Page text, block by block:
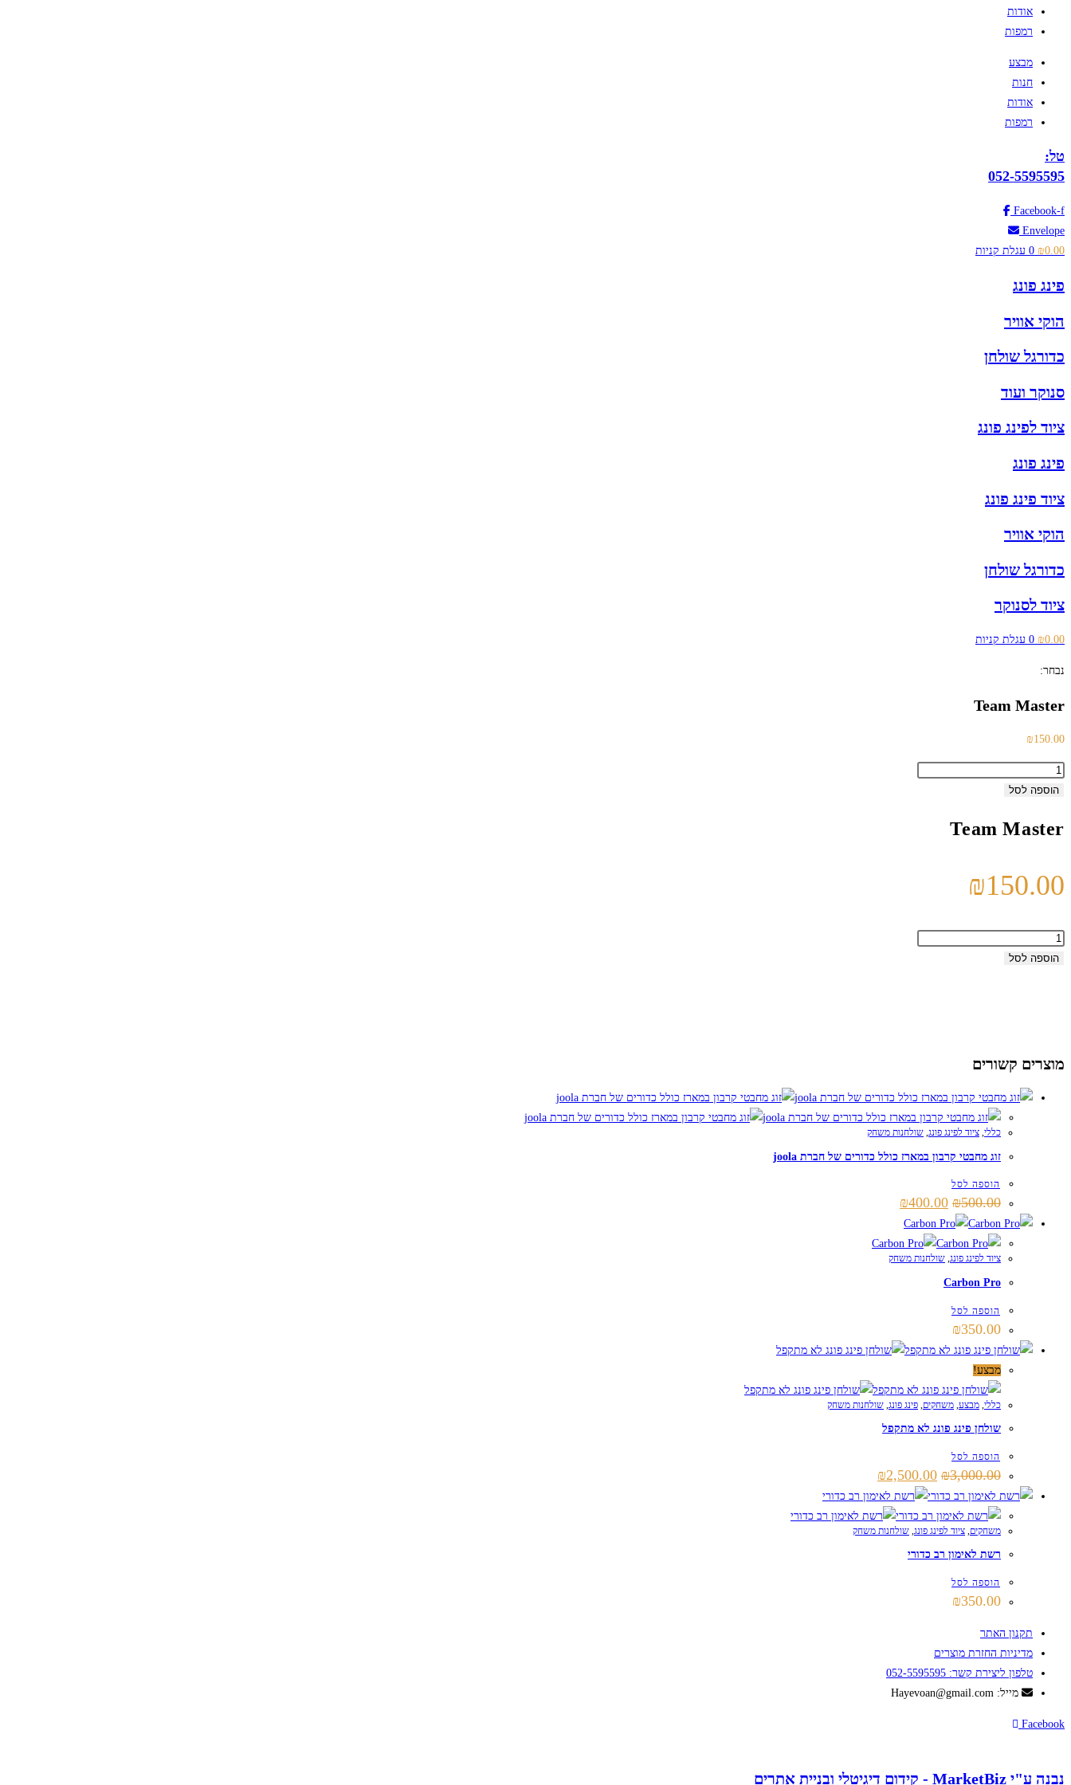
אודות
רמפות
מבצע
חנות
אודות
רמפות
טל:
052-5595595
Facebook-f
Envelope
₪0.00
0 עגלת קניות
פינג פונג
הוקי אוויר
כדורגל שולחן
סנוקר ועוד
ציוד לפינג פונג
פינג פונג
ציוד פינג פונג
הוקי אוויר
כדורגל שולחן
ציוד לסנוקר
₪0.00
0 עגלת קניות
נבחר:
Team Master
₪150.00
כמות
של
Master
הוספה לסל
Team Master
₪150.00
כמות
של
הוספה לסל
מוצרים קשורים
כללי, ציוד לפינג פונג, שולחנות משחק
זוג מחבטי קרבון במארז כולל כדורים של חברת joola
הוספה לסל
₪500.00
המחיר
היה:
₪500.00.
₪400.00
₪400.00.
ציוד לפינג פונג, שולחנות משחק
Carbon Pro
הוספה לסל
₪350.00
מבצע!
כללי מבצע משחקים פינג פונג שולחנות משחק
שולחן פינג פונג לא מתקפל
הוספה לסל
₪3,000.00
המחיר
המקורי
היה:
₪3,000.00.
₪2,500.00
הנוכחי
הוא:
₪2,500.00.
משחקים, ציוד לפינג פונג, שולחנות משחק
רשת לאימון רב כדורי
הוספה לסל
₪350.00
תקנון האתר
מדיניות החזרת מוצרים
טלפון ליצירת קשר: 052-5595595
מייל: Hayevoan@gmail.com
Facebook
נבנה ע"י MarketBiz - קידום דיגיטלי ובניית אתרים